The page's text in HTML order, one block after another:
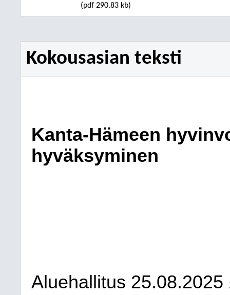
(pdf 290.83 kb)
Kokousasian teksti
Kanta-Hämeen
hyväksyminen
Aluehallitus 25.08.2025